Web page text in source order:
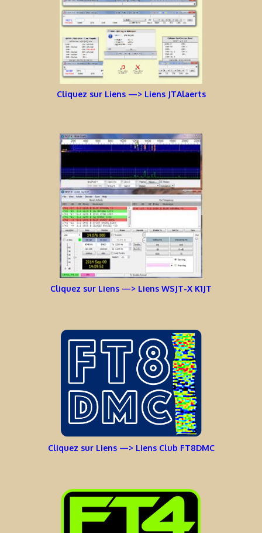
Cliquez sur Liens —> Liens JTAlaerts
Cliquez sur Liens —> Liens WSJT-X K1JT
Cliquez sur Liens —> Liens Club FT8DMC